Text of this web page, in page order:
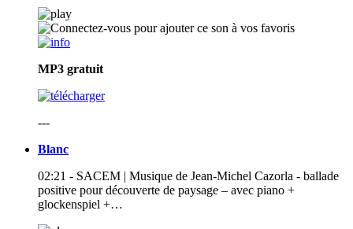
MP3 gratuit
---
Blanc
02:21 - SACEM | Musique de Jean-Michel Cazorla - ballade
positive pour découverte de paysage – avec piano +
glockenspiel +…